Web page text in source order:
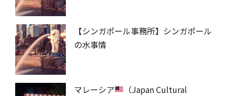
【シンガポール事務所】シンガポール
の水事情
マレーシア
（Japan Cultural